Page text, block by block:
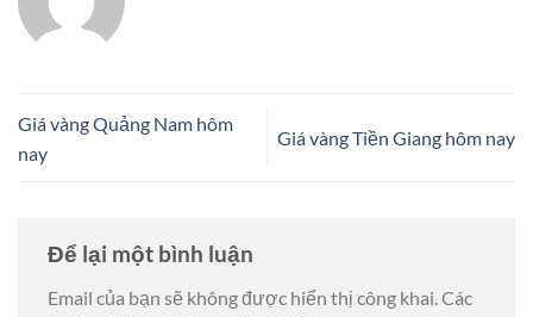
Giá vàng Quảng Nam hôm
nay
Giá vàng Tiền Giang hôm nay
Để lại một bình luận
Email của bạn sẽ không được hiển thị công khai.Các